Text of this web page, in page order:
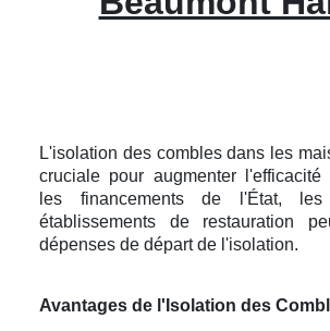
L'isolation des combles dans les
cruciale pour augmenter l'efficacité
les financements de l'État, les
établissements de restauration
dépenses de départ de l'isolation.
Avantages de l'Isolation des